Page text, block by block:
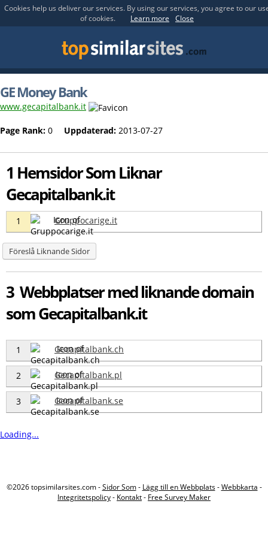
Cookies help us deliver our services. By using our services, you agree to our
of cookies.
Learn more Close
GE Money Bank
www.gecapitalbank.it
Page Rank: 0 Uppdaterad: 2013-07-27
1 Hemsidor Som Liknar
Gecapitalbank.it
1 Gruppocarige.it
Föreslå Liknande Sidor
3 Webbplatser med liknande domain
som Gecapitalbank.it
1 Gecapitalbank.ch
2 Gecapitalbank.pl
3 Gecapitalbank.se
Loading...
©2026 topsimilarsites.com -Sidor Som- Lägg till en Webbplats-Webbkarta -
Integritetspolicy- Kontakt- Free Survey Maker